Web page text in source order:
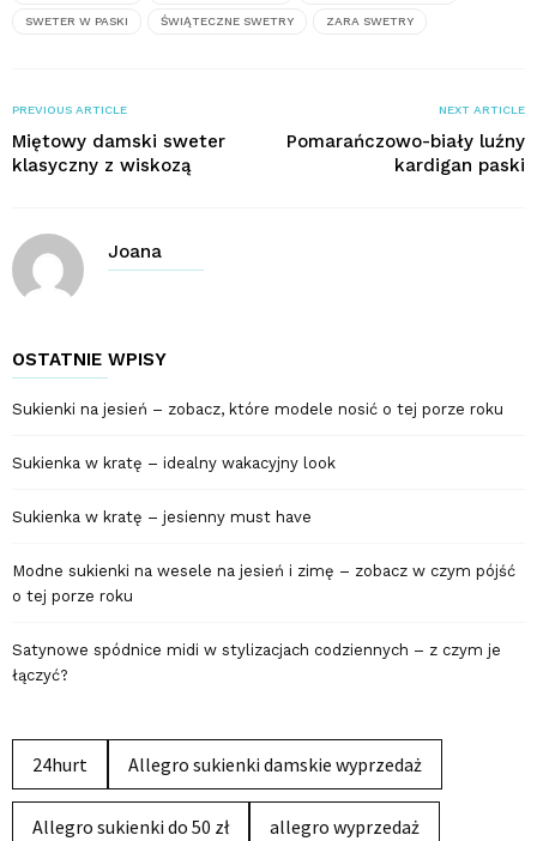
SWETER W PASKI ŚWIĄTECZNE SWETRY ZARA SWETRY
PREVIOUS ARTICLE
Miętowy damski sweter
klasyczny z wiskozą
NEXT ARTICLE
Pomarańczowo-biały luźny
kardigan paski
Joana
OSTATNIE WPISY
Sukienki na jesień – zobacz, które modele nosić o tej porze roku
Sukienka w kratę – idealny wakacyjny look
Sukienka w kratę – jesienny must have
Modne sukienki na wesele na jesień i zimę – zobacz w czym pójść
o tej porze roku
Satynowe spódnice midi w stylizacjach codziennych – z czym je
łączyć?
24hurt Allegro sukienki damskie wyprzedaż
Allegro sukienki do 50 zł allegro wyprzedaż